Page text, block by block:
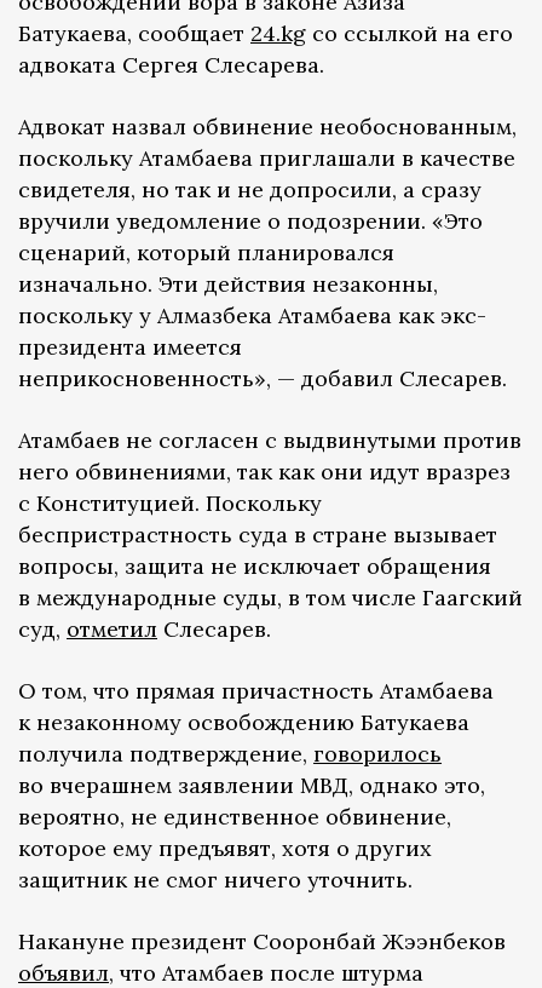
Батукаева, сообщает 24.kg cо ссылкой на его
адвоката Сергея Слесарева.
Адвокат назвал обвинение необоснованным,
поскольку Атамбаева приглашали в качестве
свидетеля, но так и не допросили, а сразу
вручили уведомление о подозрении. «Это
сценарий, который планировался
изначально. Эти действия незаконны,
поскольку у Алмазбека Атамбаева как экс-
президента имеется
неприкосновенность», — добавил Слесарев.
Атамбаев не согласен с выдвинутыми против
него обвинениями, так как они идут вразрез
с Конституцией. Поскольку
беспристрастность суда в стране вызывает
вопросы, защита не исключает обращения
в международные суды, в том числе Гаагский
суд, отметил Слесарев.
О том, что прямая причастность Атамбаева
к незаконному освобождению Батукаева
получила подтверждение, говорилось
во вчерашнем заявлении МВД, однако это,
вероятно, не единственное обвинение,
которое ему предъявят, хотя о других
защитник не смог ничего уточнить.
Накануне президент Сооронбай Жээнбеков
объявил, что Атамбаев после штурма